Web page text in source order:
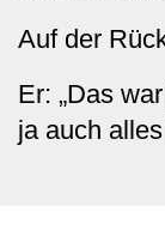
Auf der
Er: „Das
ja auch